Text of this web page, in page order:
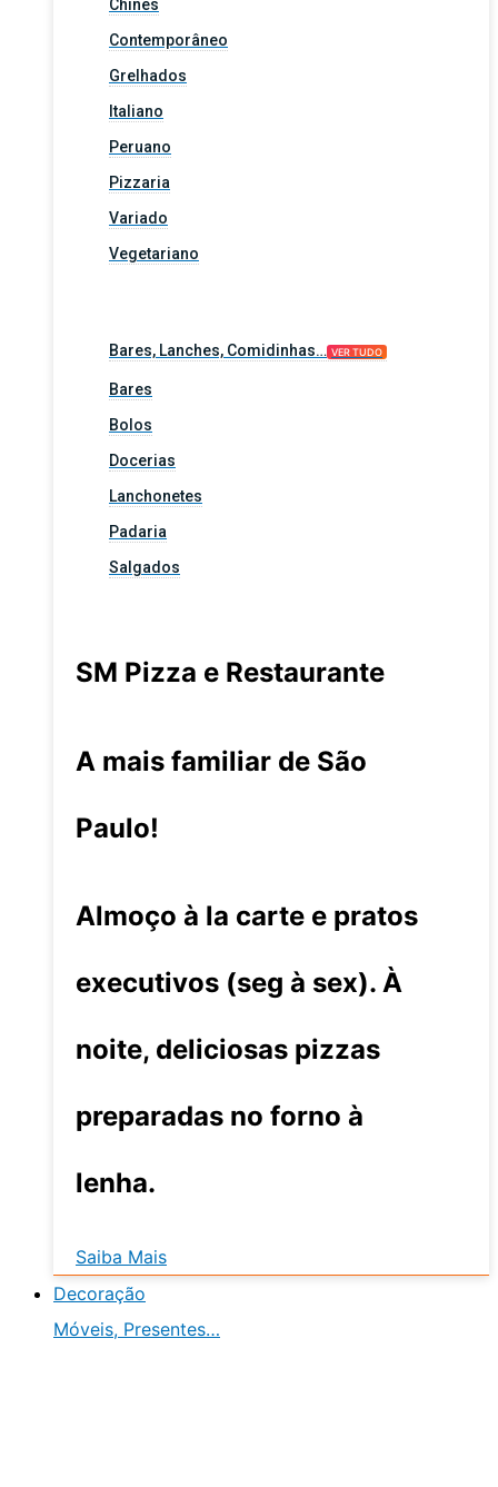
Chinês
Contemporâneo
Grelhados
Italiano
Peruano
Pizzaria
Variado
Vegetariano
Bares, Lanches, Comidinhas… VER TUDO
Bares
Bolos
Docerias
Lanchonetes
Padaria
Salgados
SM Pizza e Restaurante
A mais familiar de São
Paulo!
Almoço à la carte e pratos
executivos (seg à sex). À
noite, deliciosas pizzas
preparadas no forno à
lenha.
Saiba Mais
Decoração
Móveis, Presentes…